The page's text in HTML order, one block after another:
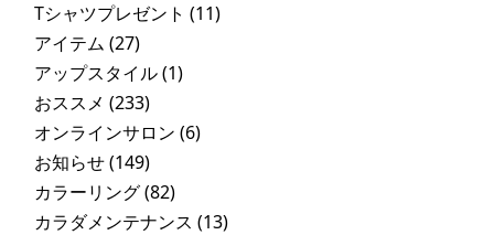
Tシャツプレゼント (11)
アイテム (27)
アップスタイル(1)
おススメ (233)
オンラインサロン (6)
お知らせ(149)
カラーリング(82)
カラダメンテナンス (13)